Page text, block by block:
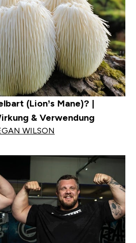
(Lion’s Mane)? |
& Verwendung
WILSON